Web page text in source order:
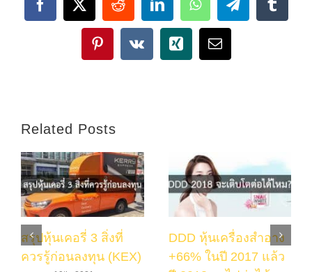
Facebook
X RedditLinkedInWhatsAppTelegramTumblr
Pinterest
Vk Xing Email
Related Posts
สรุปหุ้นเคอรี่ 3 สิ่งที่
ควรรู้ก่อนลงทุน (KEX)
DDD หุ้นเครื่องสำอาง
+66% ในปี 2017 แล้ว